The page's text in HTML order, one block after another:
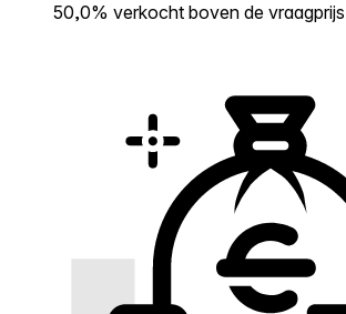
50,0% verkocht boven de